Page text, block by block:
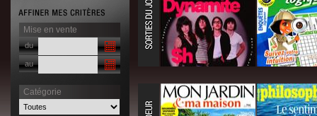
Mise en vente
du
au
Catégorie